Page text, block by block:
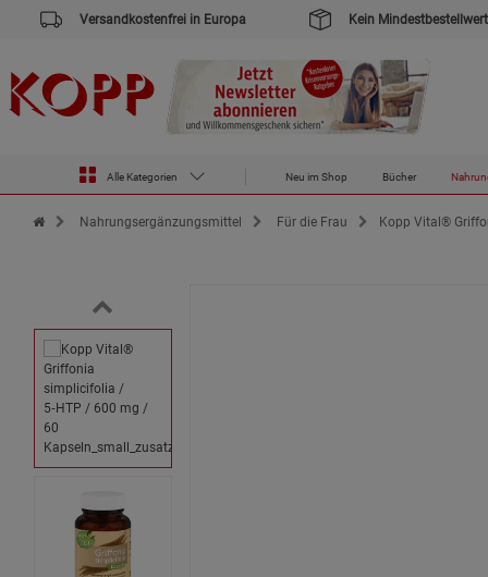
Versandkostenfrei in Europa Kein Mindestbestellwert
Alle Kategorien Neu im Shop Bücher
Zur Startseite des Kopp Verlag Online-Shop
Nahrungsergänzungsmittel Für die Frau Kopp Vital®